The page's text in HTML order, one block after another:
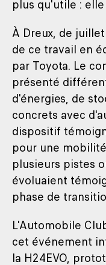
plus qu'utile :
À Dreux, de
de ce travail en
par Toyota. Le
présenté
d'énergies, de
concrets avec
dispositif
pour une
plusieurs pistes
évoluaient
phase de
L'Automobile
cet événement
la H24EVO,